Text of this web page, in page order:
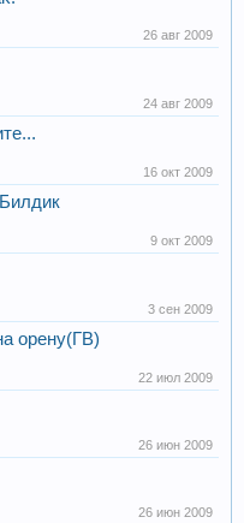
26 авг 2009
24 авг 2009
16 окт 2009
9 окт 2009
3 сен 2009
орену(ГВ)
22 июл 2009
26 июн 2009
26 июн 2009